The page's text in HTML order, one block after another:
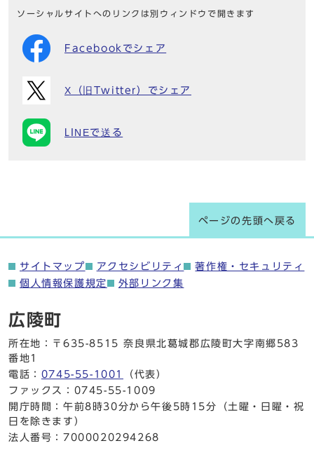
ソーシャルサイトへのリンクは別ウィンドウで開きます
Facebookでシェア
X（旧Twitter）でシェア
LINEで送る
ページの先頭へ戻る
サイトマップ アクセシビリティ
著作権・セキュリティ
個人情報保護規定
外部リンク集
広陵町
所在地：〒635-8515 奈良県北葛城郡広陵町大字南郷583
番地1
電話： 0745-55-1001
（代表）
ファックス：0745-55-1009
開庁時間：午前8時30分から午後5時15分（土曜・日曜・祝
日を除きます）
法人番号：7000020294268